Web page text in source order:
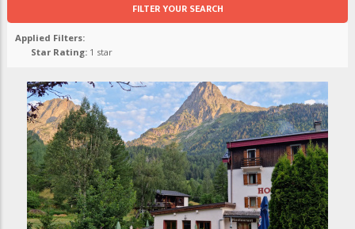
FILTER YOUR SEARCH
Applied Filters:
Star Rating: 1 star